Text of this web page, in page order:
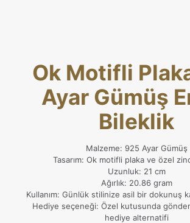
Ok Motifli
Ayar Gümüş
Bileklik
Malzeme: 925 Ayar Gümüş
Tasarım: Ok motifli plaka ve özel
Uzunluk: 21 cm
Ağırlık: 20.86 gram
Kullanım: Günlük stilinize asil bir dokunuş
Hediye seçeneği: Özel kutusunda
hediye alternatifi